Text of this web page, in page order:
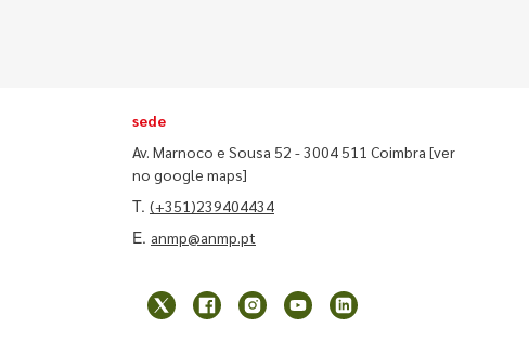
sede
Av. Marnoco e Sousa 52 - 3004 511 Coimbra [ver
no google maps]
T. (+351)239404434
E. anmp@anmp.pt